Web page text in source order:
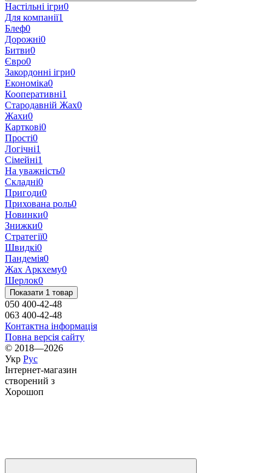
Настільні ігри0
Для компанії1
Блеф0
Дорожні0
Битви0
Євро0
Закордонні iгри0
Економіка0
Кооперативні1
Стародавній Жах0
Жахи0
Карткові0
Прості0
Логічні1
Cімейні1
На уважність0
Складні0
Пригоди0
Прихована роль0
Новинки0
Знижки0
Стратегії0
Швидкі0
Пандемія0
Жах Аркхему0
Шерлок0
Показати 1 товар
050 400-42-48
063 400-42-48
Контактна інформація
Повна версія сайту
© 2018—2026
Укр Рус
Інтернет-магазин
створений з
Хорошоп